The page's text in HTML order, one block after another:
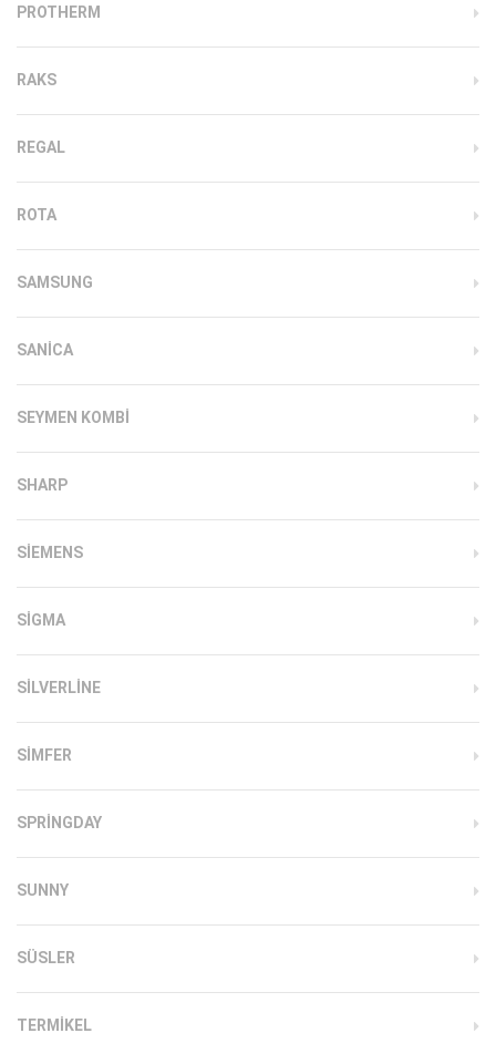
PROTHERM
RAKS
REGAL
ROTA
SAMSUNG
SANICA
SEYMEN KOMBI
SHARP
SIEMENS
SIGMA
SILVERLINE
SIMFER
SPRINGDAY
SUNNY
SÜSLER
TERMIKEL